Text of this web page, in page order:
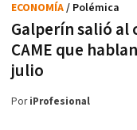
Galperín salió al
CAME que
julio
ECONOMÍA/ Polémica
PoriProfesional